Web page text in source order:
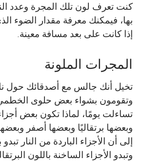
كنت تعرف لون تلك المجرة وعدد
بها، فيمكنك معرفة مقدار الضوء
إذا كانت على بعد مسافة معينة.
المجرات الملونة
تخيل أنك جالس مع أصدقائك حول
وتقومون بشواء بعض حلوى
تساءلت يومًا، لماذا تكون بعض
وبعضها برتقاليًا وبعضها أصفر
إلى أن الأجزاء الباردة من النار تبدو
وتبدو الأجزاء الساخنة باللون